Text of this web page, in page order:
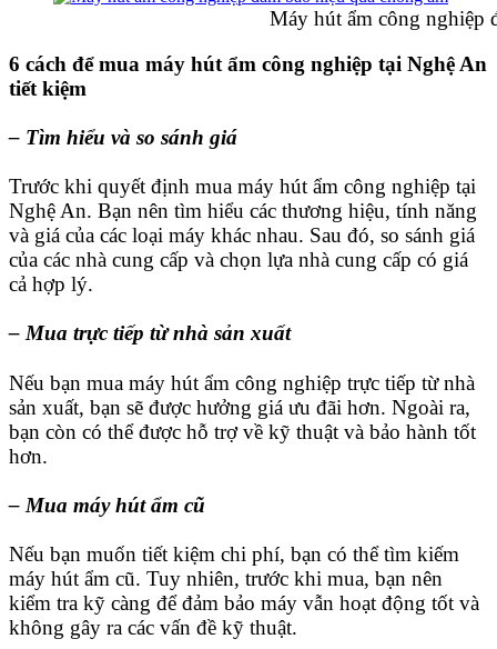
Máy hút ẩm công nghiệp đảm bảo
6 cách để mua máy hút ẩm công nghiệp tại Nghệ An
tiết kiệm
– Tìm hiểu và so sánh giá
Trước khi quyết định mua máy hút ẩm công nghiệp tại
Nghệ An. Bạn nên tìm hiểu các thương hiệu, tính năng
và giá của các loại máy khác nhau. Sau đó, so sánh giá
của các nhà cung cấp và chọn lựa nhà cung cấp có giá
cả hợp lý.
– Mua trực tiếp từ nhà sản xuất
Nếu bạn mua máy hút ẩm công nghiệp trực tiếp từ nhà
sản xuất, bạn sẽ được hưởng giá ưu đãi hơn. Ngoài ra,
bạn còn có thể được hỗ trợ về kỹ thuật và bảo hành tốt
hơn.
– Mua máy hút ẩm cũ
Nếu bạn muốn tiết kiệm chi phí, bạn có thể tìm kiếm
máy hút ẩm cũ. Tuy nhiên, trước khi mua, bạn nên
kiểm tra kỹ càng để đảm bảo máy vẫn hoạt động tốt và
không gây ra các vấn đề kỹ thuật.